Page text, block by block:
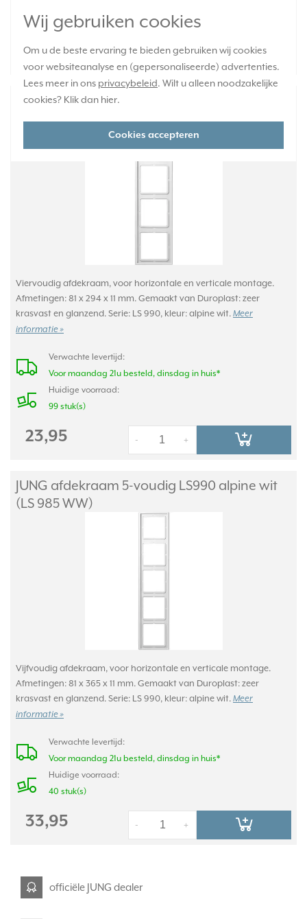
Wij gebruiken cookies
Om u de beste ervaring te bieden gebruiken wij cookies
voor websiteanalyse en (gepersonaliseerde) advertenties.
Lees meer in ons privacybeleid. Wilt u alleen noodzakelijke
cookies? Klik dan hier.
Cookies accepteren
255 stuk(s)
16,95 +
-
JUNG afdekraam 4-voudig LS990 alpine wit
(LS 984 WW)
Viervoudig afdekraam, voor horizontale en verticale montage.
Afmetingen: 81 x 294 x 11 mm. Gemaakt van Duroplast: zeer
krasvast en glanzend. Serie: LS 990, kleur: alpine wit. Meer
informatie »
Verwachte levertijd:
Voor maandag 21u besteld, dinsdag in huis*
Huidige voorraad:
99 stuk(s)
23,95 +
-
JUNG afdekraam 5-voudig LS990 alpine wit
(LS 985 WW)
Vijfvoudig afdekraam, voor horizontale en verticale montage.
Afmetingen: 81 x 365 x 11 mm. Gemaakt van Duroplast: zeer
krasvast en glanzend. Serie: LS 990, kleur: alpine wit. Meer
informatie »
Verwachte levertijd:
Voor maandag 21u besteld, dinsdag in huis*
Huidige voorraad:
40 stuk(s)
33,95 +
-
officiële JUNG dealer